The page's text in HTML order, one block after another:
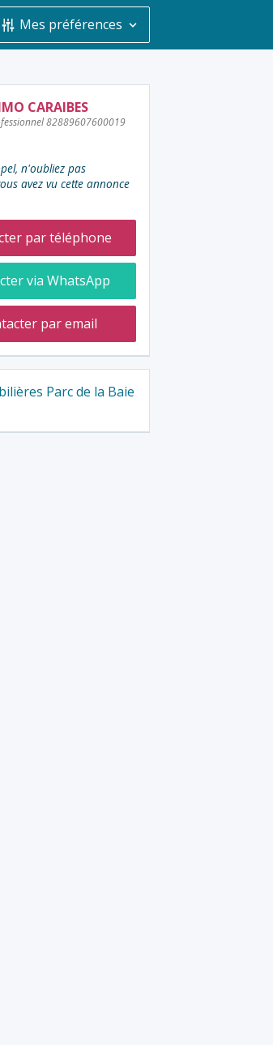
Mes préférences
CARAIBES
82889607600019
n'oubliez pas
avez vu cette annonce
par téléphone
via WhatsApp
par email
Parc de la Baie